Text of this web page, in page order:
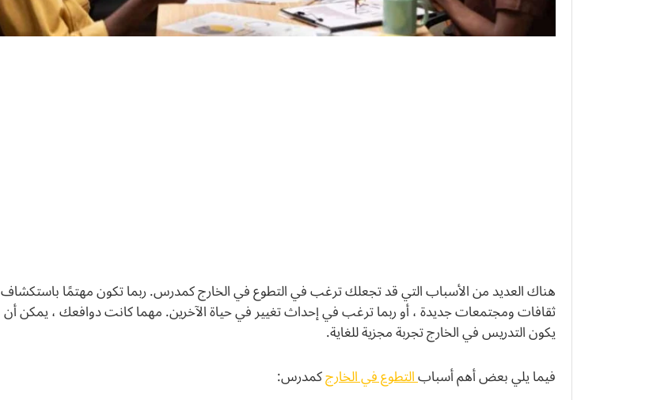
هناك العديد من الأسباب التي قد تجعلك ترغب في التطوع في الخارج كمدرس. ربما تكون مهتمًا باستكشاف
ثقافات ومجتمعات جديدة ، أو ربما ترغب في إحداث تغيير في حياة الآخرين. مهما كانت دوافعك ، يمكن أن
يكون التدريس في الخارج تجربة مجزية للغاية.
فيما يلي بعض أهم أسبابالتطوع في الخارجكمدرس: